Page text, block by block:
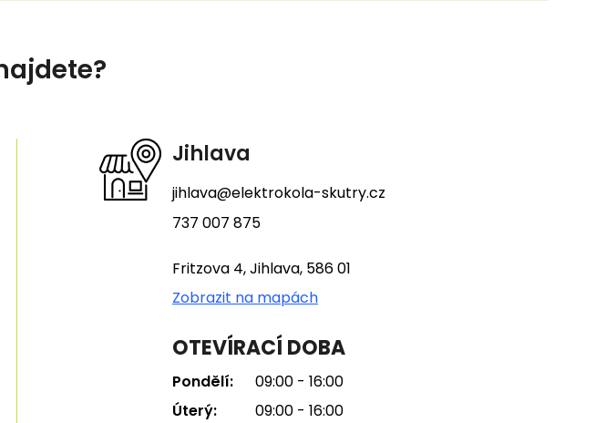
Jihlava
jihlava@elektrokola-skutry.cz
737 007 875
Fritzova 4, Jihlava, 586 01
Zobrazit na mapách
OTEVÍRACÍ DOBA
Pondělí:
09:00 - 16:00
Úterý:
09:00 - 16:00